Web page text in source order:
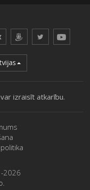
izraisīt atkarību.
2026